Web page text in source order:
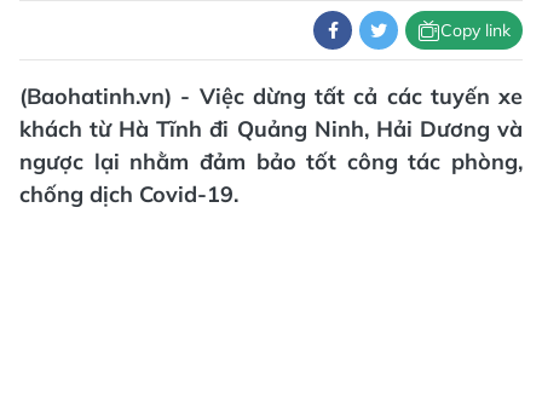
Copy link
(Baohatinh.vn) - Việc dừng tất cả các tuyến xe
khách từ Hà Tĩnh đi Quảng Ninh, Hải Dương và
ngược lại nhằm đảm bảo tốt công tác phòng,
chống dịch Covid-19.